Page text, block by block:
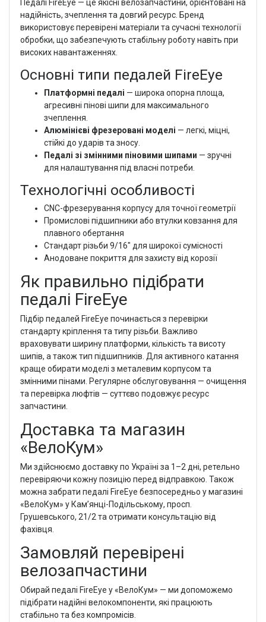
Педалі FireEye — це якісні велозапчастини, орієнтовані на
надійність, зчеплення та довгий ресурс. Бренд
використовує перевірені матеріали та сучасні технології
обробки, що забезпечують стабільну роботу навіть при
високих навантаженнях.
Основні типи педалей FireEye
Платформні педалі — широка опорна площа,
агресивні пінові шипи для максимального
зчеплення.
Алюмінієві фрезеровані моделі — легкі, міцні,
стійкі до ударів та зносу.
Педалі зі змінними піновими шипами — зручні
для налаштування під власні потреби.
Технологічні особливості
CNC-фрезерування корпусу для точної геометрії
Промислові підшипники або втулки ковзання для
плавного обертання
Стандарт різьби 9/16" для широкої сумісності
Анодоване покриття для захисту від корозії
Як правильно підібрати
педалі FireEye
Підбір педалей FireEye починається з перевірки
стандарту кріплення та типу різьби. Важливо
враховувати ширину платформи, кількість та висоту
шипів, а також тип підшипників. Для активного катання
краще обирати моделі з металевим корпусом та
змінними пінами. Регулярне обслуговування — очищення
та перевірка люфтів — суттєво подовжує ресурс
запчастини.
Доставка та магазин
«ВелоКум»
Ми здійснюємо доставку по Україні за 1–2 дні, ретельно
перевіряючи кожну позицію перед відправкою. Також
можна забрати педалі FireEye безпосередньо у магазині
«ВелоКум» у Кам’янці-Подільському, просп.
Грушевського, 21/2 та отримати консультацію від
фахівця.
Замовляй перевірені
велозапчастини
Обирай педалі FireEye у «ВелоКум» — ми допоможемо
підібрати надійні велокомпоненти, які працюють
стабільно та без компромісів.